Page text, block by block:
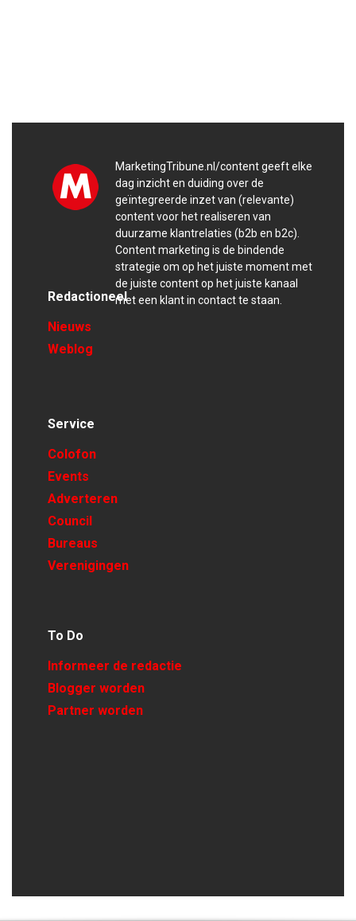
MarketingTribune.nl/content geeft elke
dag inzicht en duiding over de
geïntegreerde inzet van (relevante)
content voor het realiseren van
duurzame klantrelaties (b2b en b2c).
Content marketing is de bindende
strategie om op het juiste moment met
de juiste content op het juiste kanaal
met een klant in contact te staan.
Redactioneel
Nieuws
Weblog
Service
Colofon
Events
Adverteren
Council
Bureaus
Verenigingen
To Do
Informeer de redactie
Blogger worden
Partner worden